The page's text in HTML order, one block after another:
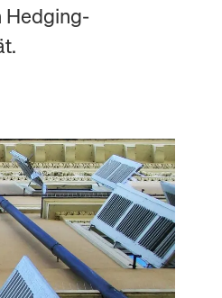
Hedging-